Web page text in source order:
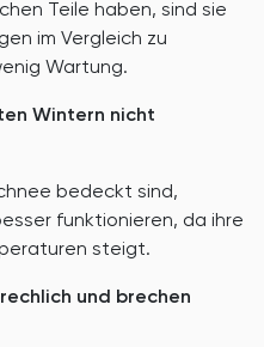
Teile haben, sind sie
im Vergleich zu
Wartung.
Wintern nicht
bedeckt sind,
funktionieren, da ihre
steigt.
und brechen